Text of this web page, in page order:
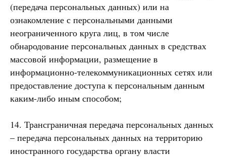
(передача персональных данных) или на
ознакомление с персональными данными
неограниченного круга лиц, в том числе
обнародование персональных данных в средствах
массовой информации, размещение в
информационно-телекоммуникационных сетях или
предоставление доступа к персональным данным
каким-либо иным способом;
14. Трансграничная передача персональных данных
– передача персональных данных на территорию
иностранного государства органу власти